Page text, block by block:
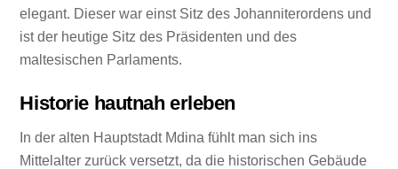
elegant. Dieser war einst Sitz des Johanniterordens und
ist der heutige Sitz des Präsidenten und des
maltesischen Parlaments.
Historie hautnah erleben
In der alten Hauptstadt Mdina fühlt man sich ins
Mittelalter zurück versetzt, da die historischen Gebäude